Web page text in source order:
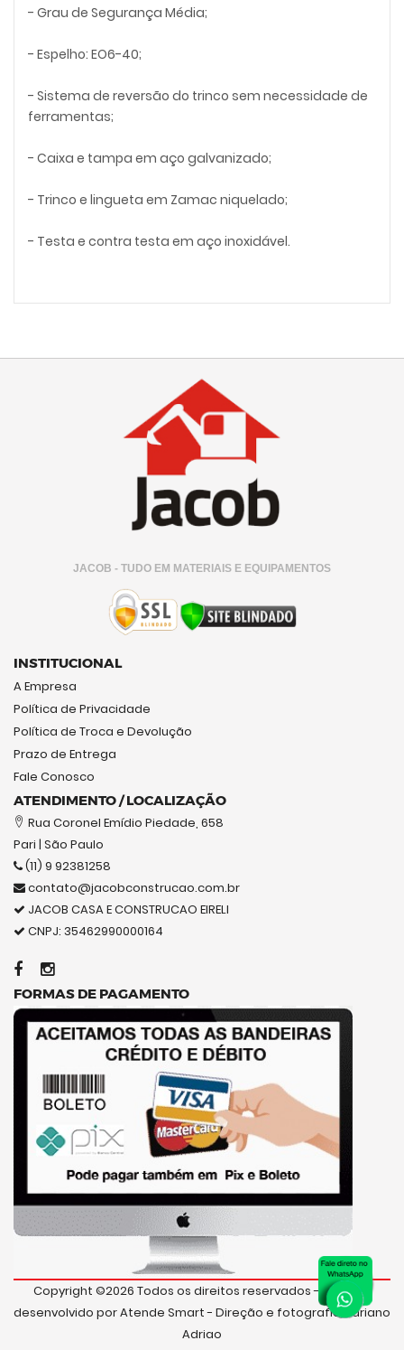
- Grau de Segurança Média;
- Espelho: EO6-40;
- Sistema de reversão do trinco sem necessidade de
ferramentas;
- Caixa e tampa em aço galvanizado;
- Trinco e lingueta em Zamac niquelado;
- Testa e contra testa em aço inoxidável.
JACOB - TUDO EM MATERIAIS E EQUIPAMENTOS
INSTITUCIONAL
A Empresa
Política de Privacidade
Política de Troca e Devolução
Prazo de Entrega
Fale Conosco
ATENDIMENTO / LOCALIZAÇÃO
Rua Coronel Emídio Piedade, 658
Pari | São Paulo
(11) 9 92381258
contato@jacobconstrucao.com.br
JACOB CASA E CONSTRUCAO EIRELI
CNPJ: 35462990000164
FORMAS DE PAGAMENTO
Copyright ©2026 Todos os direitos reservados - Sistema
desenvolvido porAtende Smart- Direção e fotografiaAdriano
Adriao